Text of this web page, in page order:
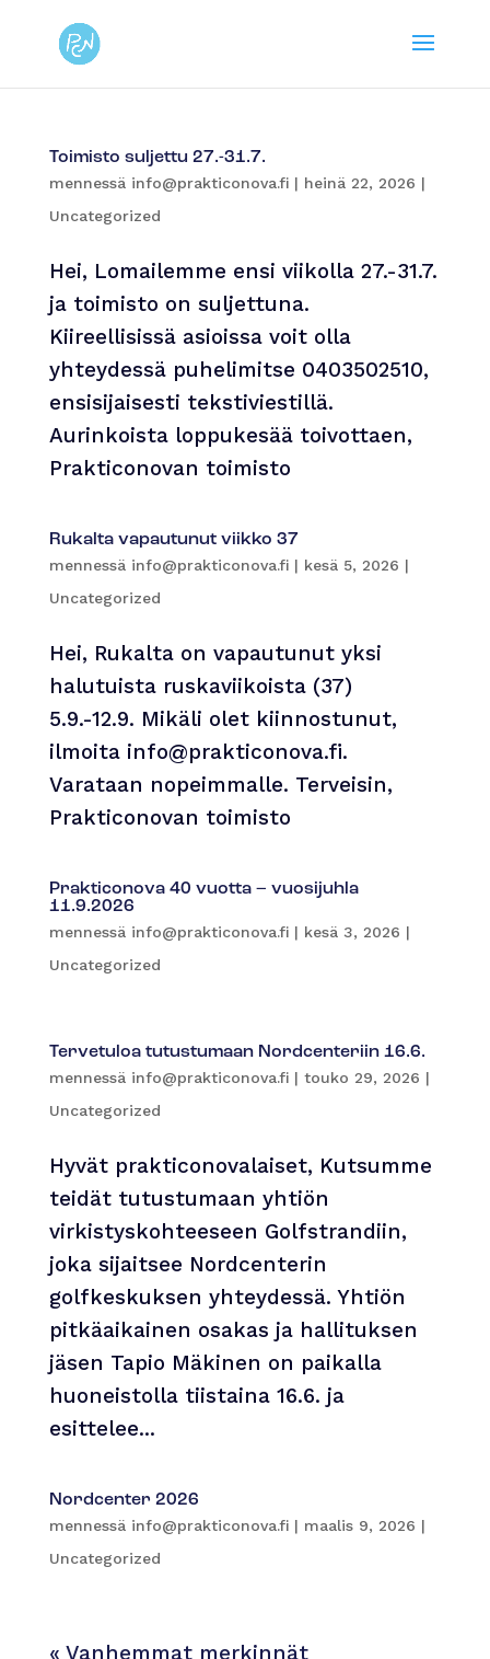
Toimisto suljettu 27.-31.7.
mennessä info@prakticonova.fi| heinä 22, 2026 |
Uncategorized
Hei, Lomailemme ensi viikolla 27.-31.7.
ja toimisto on suljettuna.
Kiireellisissä asioissa voit olla
yhteydessä puhelimitse 0403502510,
ensisijaisesti tekstiviestillä.
Aurinkoista loppukesää toivottaen,
Prakticonovan toimisto
Rukalta vapautunut viikko 37
mennessä info@prakticonova.fi| kesä 5, 2026 |
Uncategorized
Hei, Rukalta on vapautunut yksi
halutuista ruskaviikoista (37)
5.9.-12.9. Mikäli olet kiinnostunut,
ilmoita info@prakticonova.fi.
Varataan nopeimmalle. Terveisin,
Prakticonovan toimisto
Prakticonova 40 vuotta – vuosijuhla
11.9.2026
mennessä info@prakticonova.fi| kesä 3, 2026 |
Uncategorized
Tervetuloa tutustumaan Nordcenteriin 16.6.
mennessä info@prakticonova.fi| touko 29, 2026 |
Uncategorized
Hyvät prakticonovalaiset, Kutsumme
teidät tutustumaan yhtiön
virkistyskohteeseen Golfstrandiin,
joka sijaitsee Nordcenterin
golfkeskuksen yhteydessä. Yhtiön
pitkäaikainen osakas ja hallituksen
jäsen Tapio Mäkinen on paikalla
huoneistolla tiistaina 16.6. ja
esittelee...
Nordcenter 2026
mennessä info@prakticonova.fi| maalis 9, 2026 |
Uncategorized
« Vanhemmat merkinnät